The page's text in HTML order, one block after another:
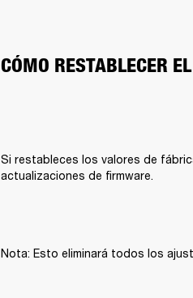
CÓMO RESTABLECER
Si restableces los valores de
actualizaciones de firmware.
Nota: Esto eliminará todos los